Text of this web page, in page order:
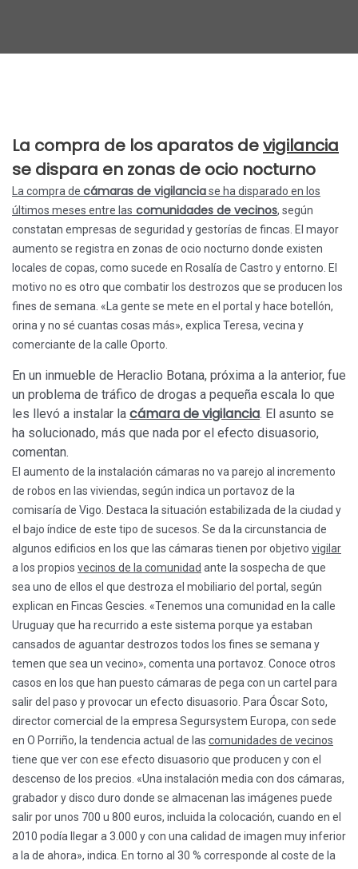
La compra de los aparatos devigilancia
se dispara en zonas de ocio nocturno
La compra de cámaras de vigilanciase ha disparado en los
últimos meses entre las comunidades de vecinos, según
constatan empresas de seguridad y gestorías de fincas. El mayor
aumento se registra en zonas de ocio nocturno donde existen
locales de copas, como sucede en Rosalía de Castro y entorno. El
motivo no es otro que combatir los destrozos que se producen los
fines de semana. «La gente se mete en el portal y hace botellón,
orina y no sé cuantas cosas más», explica Teresa, vecina y
comerciante de la calle Oporto.
En un inmueble de Heraclio Botana, próxima a la anterior, fue
un problema de tráfico de drogas a pequeña escala lo que
les llevó a instalar la cámara de vigilancia. El asunto se
ha solucionado, más que nada por el efecto disuasorio,
comentan.
El aumento de la instalación cámaras no va parejo al incremento
de robos en las viviendas, según indica un portavoz de la
comisaría de Vigo. Destaca la situación estabilizada de la ciudad y
el bajo índice de este tipo de sucesos. Se da la circunstancia de
algunos edificios en los que las cámaras tienen por objetivo vigilar
a los propios vecinos de la comunidad ante la sospecha de que
sea uno de ellos el que destroza el mobiliario del portal, según
explican en Fincas Gescies. «Tenemos una comunidad en la calle
Uruguay que ha recurrido a este sistema porque ya estaban
cansados de aguantar destrozos todos los fines se semana y
temen que sea un vecino», comenta una portavoz. Conoce otros
casos en los que han puesto cámaras de pega con un cartel para
salir del paso y provocar un efecto disuasorio. Para Óscar Soto,
director comercial de la empresa Segursystem Europa, con sede
en O Porriño, la tendencia actual de las comunidades de vecinos
tiene que ver con ese efecto disuasorio que producen y con el
descenso de los precios. «Una instalación media con dos cámaras,
grabador y disco duro donde se almacenan las imágenes puede
salir por unos 700 u 800 euros, incluida la colocación, cuando en el
2010 podía llegar a 3.000 y con una calidad de imagen muy inferior
a la de ahora», indica. En torno al 30 % corresponde al coste de la